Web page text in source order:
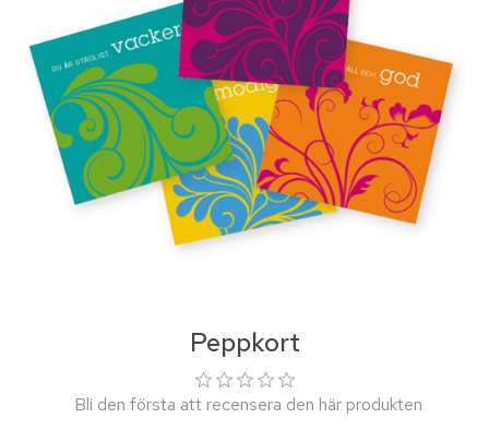
Peppkort
Bli den första att recensera den här produkten